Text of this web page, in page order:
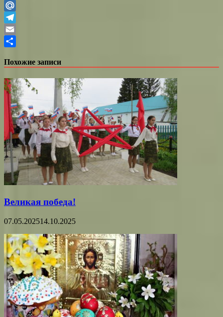
VK
Mail.Ru
Telegram
Email
Похожие записи
Великая победа!
07.05.202514.10.2025